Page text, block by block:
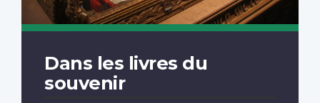
Dans les livres du
souvenir